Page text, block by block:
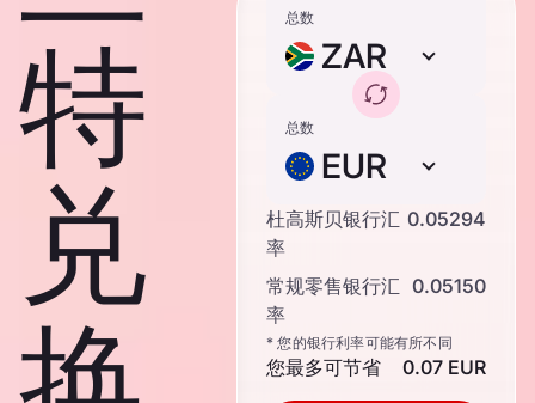
特
兑
总数
ZAR
总数
EUR
杜高斯贝银行汇
率
0.05294
常规零售银行汇
率
0.05150
* 您的银行利率可能有所不同
您最多可节省 0.07 EUR